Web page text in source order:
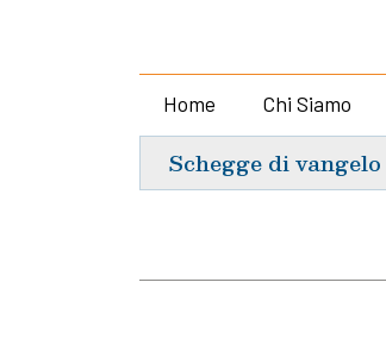
Home Chi Siamo
Schegge di vangelo